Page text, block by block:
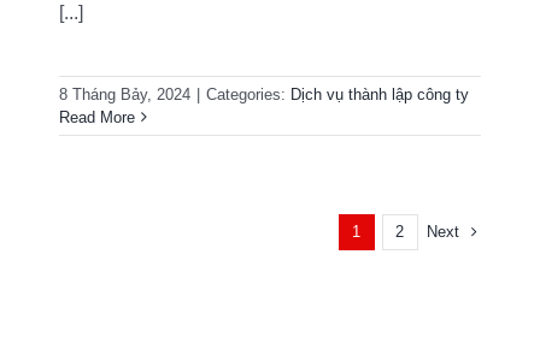
[...]
8 Tháng Bảy, 2024 Categories: Dịch vụ thành lập công ty
Read More
1 2 Next